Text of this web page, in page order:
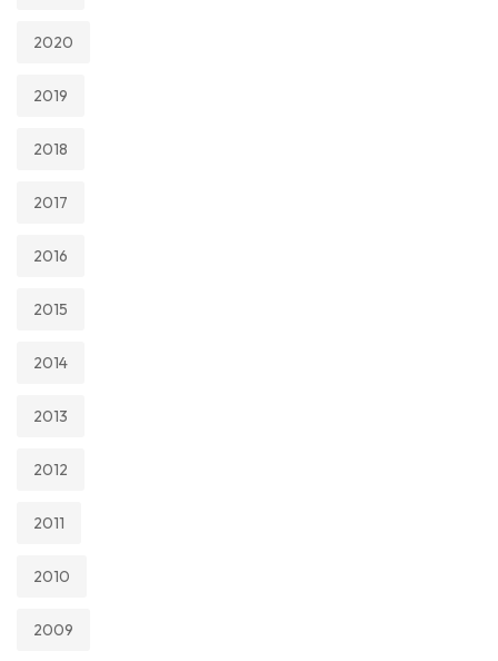
2020
2019
2018
2017
2016
2015
2014
2013
2012
2011
2010
2009